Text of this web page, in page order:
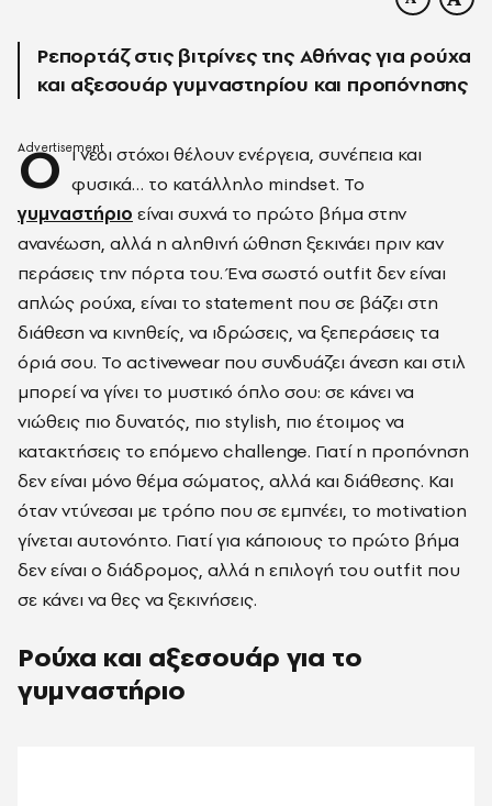
Ρεπορτάζ στις βιτρίνες της Αθήνας για ρούχα
και αξεσουάρ γυμναστηρίου και προπόνησης
Ο ι νέοι στόχοι θέλουν ενέργεια, συνέπεια και
φυσικά… το κατάλληλο mindset. Το
γυμναστήριο είναι συχνά το πρώτο βήμα στην
ανανέωση, αλλά η αληθινή ώθηση ξεκινάει πριν καν
περάσεις την πόρτα του. Ένα σωστό outfit δεν είναι
απλώς ρούχα, είναι το statement που σε βάζει στη
διάθεση να κινηθείς, να ιδρώσεις, να ξεπεράσεις τα
όριά σου. Το activewear που συνδυάζει άνεση και στιλ
μπορεί να γίνει το μυστικό όπλο σου: σε κάνει να
νιώθεις πιο δυνατός, πιο stylish, πιο έτοιμος να
κατακτήσεις το επόμενο challenge. Γιατί η προπόνηση
δεν είναι μόνο θέμα σώματος, αλλά και διάθεσης. Και
όταν ντύνεσαι με τρόπο που σε εμπνέει, το motivation
γίνεται αυτονόητο. Γιατί για κάποιους το πρώτο βήμα
δεν είναι ο διάδρομος, αλλά η επιλογή του outfit που
σε κάνει να θες να ξεκινήσεις.
Ρούχα και αξεσουάρ για το
γυμναστήριο